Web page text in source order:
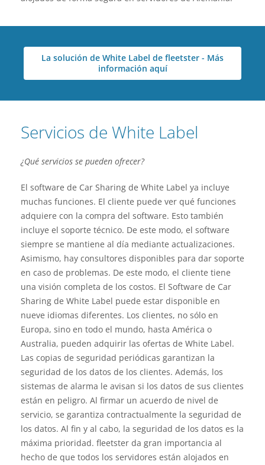
La solución de White Label de fleetster - Más
información aquí
Servicios de White Label
¿Qué servicios se pueden ofrecer?
El software de Car Sharing de White Label ya incluye
muchas funciones. El cliente puede ver qué funciones
adquiere con la compra del software. Esto también
incluye el soporte técnico. De este modo, el software
siempre se mantiene al día mediante actualizaciones.
Asimismo, hay consultores disponibles para dar soporte
en caso de problemas. De este modo, el cliente tiene
una visión completa de los costos. El Software de Car
Sharing de White Label puede estar disponible en
nueve idiomas diferentes. Los clientes, no sólo en
Europa, sino en todo el mundo, hasta América o
Australia, pueden adquirir las ofertas de White Label.
Las copias de seguridad periódicas garantizan la
seguridad de los datos de los clientes. Además, los
sistemas de alarma le avisan si los datos de sus clientes
están en peligro. Al firmar un acuerdo de nivel de
servicio, se garantiza contractualmente la seguridad de
los datos. Al fin y al cabo, la seguridad de los datos es la
máxima prioridad. fleetster da gran importancia al
hecho de que todos los servidores están alojados en